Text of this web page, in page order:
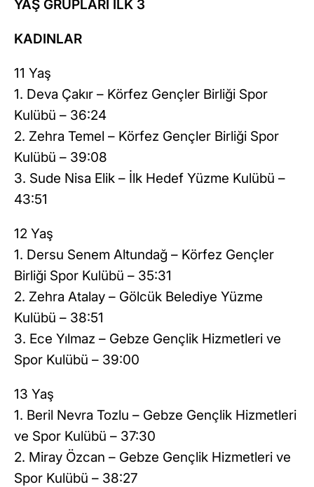
YAŞ GRUPLARI İLK 3
KADINLAR
11 Yaş
1. Deva Çakır – Körfez Gençler Birliği Spor
Kulübü – 36:24
2. Zehra Temel – Körfez Gençler Birliği Spor
Kulübü – 39:08
3. Sude Nisa Elik – İlk Hedef Yüzme Kulübü –
43:51
12 Yaş
1. Dersu Senem Altundağ – Körfez Gençler
Birliği Spor Kulübü – 35:31
2. Zehra Atalay – Gölcük Belediye Yüzme
Kulübü – 38:51
3. Ece Yılmaz – Gebze Gençlik Hizmetleri ve
Spor Kulübü – 39:00
13 Yaş
1. Beril Nevra Tozlu – Gebze Gençlik Hizmetleri
ve Spor Kulübü – 37:30
2. Miray Özcan – Gebze Gençlik Hizmetleri ve
Spor Kulübü – 38:27